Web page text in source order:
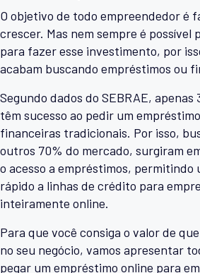
O objetivo de todo empreendedor é
crescer. Mas nem sempre é possível
para fazer esse investimento, por
acabam buscando empréstimos ou
Segundo dados do SEBRAE,
têm sucesso ao pedir um
financeiras tradicionais. Por isso,
outros 70% do mercado, surgiram
o acesso a empréstimos, permitindo
rápido a linhas de crédito para
inteiramente online.
Para que você consiga o valor de
no seu negócio, vamos apresentar
pegar um empréstimo online para